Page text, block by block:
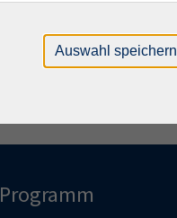
Programm
Auswahl speichern